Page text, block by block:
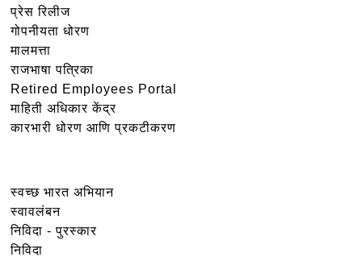
प्रेस रिलीज
गोपनीयता धोरण
मालमत्ता
राजभाषा पत्रिका
Retired Employees Portal
माहिती अधिकार केंद्र
कारभारी धोरण आणि प्रकटीकरण
स्वच्छ भारत अभियान
स्वावलंबन
निविदा - पुरस्कार
निविदा